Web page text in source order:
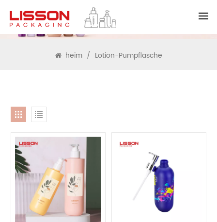
SUCHEN
heim / Lotion-Pumpflasche